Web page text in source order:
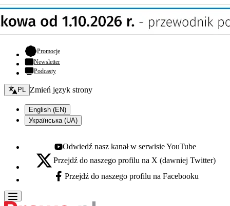
Promocje- otwiera się w nowej karcie
Newsletter
Podcasty
Zmień język - bieżący:
PL Zmień język strony
English (EN)
Українська (UA)
Youtube - otwiera się w nowej karcie
Odwiedź nasz kanał w serwisie YouTube
X - otwiera się w nowej karcie
Przejdź do naszego profilu na X (dawniej Twitter)
Facebook - otwiera się w nowej karcie
Przejdź do naszego profilu na Facebooku